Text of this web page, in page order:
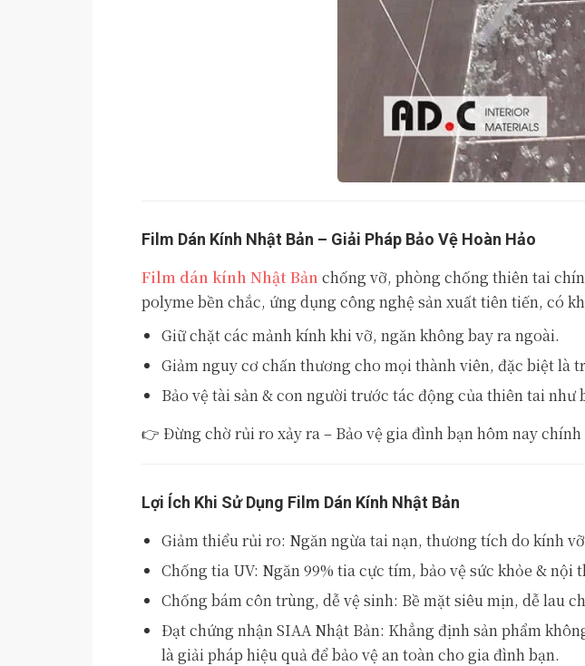
Film Dán Kính Nhật Bản – Giải Pháp Bảo Vệ Hoàn Hảo
Film dán kính Nhật Bản chống vỡ, phòng chống thiên tai
polyme bền chắc, ứng dụng công nghệ sản xuất tiên tiến, có
Giữ chặt các mảnh kính khi vỡ, ngăn không bay ra ngoài.
Giảm nguy cơ chấn thương cho mọi thành viên, đặc biệt là
Bảo vệ tài sản & con người trước tác động của thiên tai như
👉 Đừng chờ rủi ro xảy ra – Bảo vệ gia đình bạn hôm nay
Lợi Ích Khi Sử Dụng Film Dán Kính Nhật Bản
Giảm thiểu rủi ro: Ngăn ngừa tai nạn, thương tích do kính
Chống tia UV: Ngăn 99% tia cực tím, bảo vệ sức khỏe & nội
Chống bám côn trùng, dễ vệ sinh: Bề mặt siêu mịn, dễ lau
Đạt chứng nhận SIAA Nhật Bản: Khẳng định sản phẩm
là giải pháp hiệu quả để bảo vệ an toàn cho gia đình bạn.